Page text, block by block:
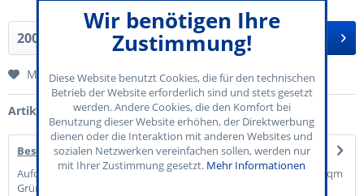
In den Warenkorb
Merken
Artikel-Nr.: 70-850-004
Beschreibung
Aufdruck in Schwarz Individuell durch Sie gestaltet Papier: 120 g/qm
Grün 5 Marken pro...
Wir benötigen Ihre
Zustimmung!
Diese Website benutzt Cookies, die für den technischen
Betrieb der Website erforderlich sind und stets gesetzt
werden. Andere Cookies, die den Komfort bei
Benutzung dieser Website erhöhen, der Direktwerbung
dienen oder die Interaktion mit anderen Websites und
sozialen Netzwerken vereinfachen sollen, werden nur
mit Ihrer Zustimmung gesetzt. Mehr Informationen